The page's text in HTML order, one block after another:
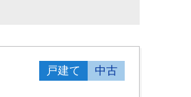
戸建て 中古